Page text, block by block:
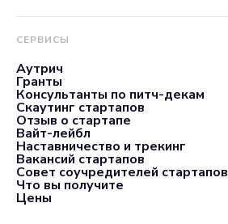
СЕРВИСЫ
Аутрич
Гранты
Консультанты по питч-декам
Скаутинг стартапов
Отзыв о стартапе
Вайт-лейбл
Наставничество и трекинг
Вакансий стартапов
Совет соучредителей стартапов
Что вы получите
Цены